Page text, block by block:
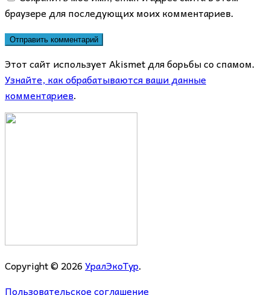
браузере для последующих моих комментариев.
Этот сайт использует Akismet для борьбы со спамом.
Узнайте, как обрабатываются ваши данные
комментариев.
Copyright © 2026УралЭкоТур.
Пользовательское соглашение